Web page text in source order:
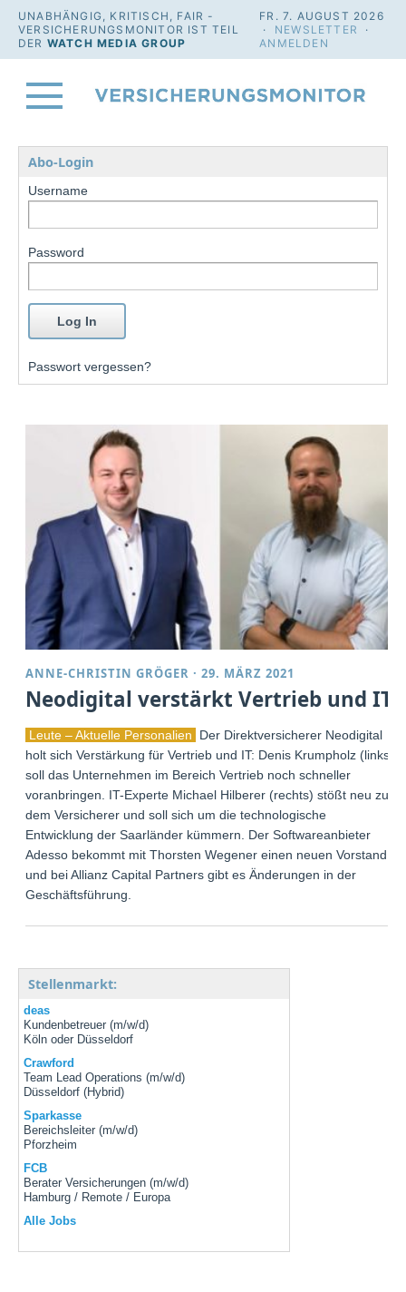
UNABHÄNGIG, KRITISCH, FAIR -
VERSICHERUNGSMONITOR IST TEIL
DER WATCH MEDIA GROUP
FR. 7. AUGUST 2026
· NEWSLETTER
·
ANMELDEN
Abo-Login
Username
Password
Passwort vergessen?
ANNE-CHRISTIN GRÖGER ·29. MÄRZ 2021
Neodigital verstärkt Vertrieb und IT
Leute – Aktuelle Personalien
Der Direktversicherer Neodigital
holt sich Verstärkung für Vertrieb und IT: Denis Krumpholz (links)
soll das Unternehmen im Bereich Vertrieb noch schneller
voranbringen. IT-Experte Michael Hilberer (rechts) stößt neu zu
dem Versicherer und soll sich um die technologische
Entwicklung der Saarländer kümmern. Der Softwareanbieter
Adesso bekommt mit Thorsten Wegener einen neuen Vorstand,
und bei Allianz Capital Partners gibt es Änderungen in der
Geschäftsführung.
Stellenmarkt:
deas
Kundenbetreuer (m/w/d)
Köln oder Düsseldorf
Crawford
Team Lead Operations (m/w/d)
Düsseldorf (Hybrid)
Sparkasse
Bereichsleiter (m/w/d)
Pforzheim
FCB
Berater Versicherungen (m/w/d)
Hamburg / Remote / Europa
Alle Jobs